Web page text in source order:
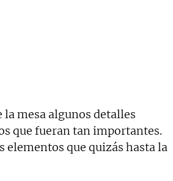
mesa algunos detalles
que fueran tan importantes.
elementos que quizás hasta la